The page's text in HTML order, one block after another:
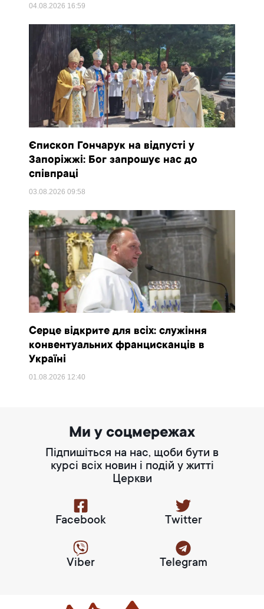
04.08.2026 16:59
Єпископ Гончарук на відпусті у
Запоріжжі: Бог запрошує нас до
співпраці
03.08.202609:58
Серце відкрите для всіх: служіння
конвентуальних францисканців в
Україні
01.08.2026 12:40
Ми у соцмережах
Підпишіться на нас, щоби бути в
курсі всіх новин і подій у житті
Церкви
Facebook Twitter
Viber Telegram